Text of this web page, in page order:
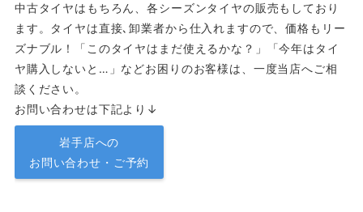
中古タイヤはもちろん、各シーズンタイヤの販売もしており
ます。タイヤは直接､卸業者から仕入れますので、価格もリー
ズナブル！「このタイヤはまだ使えるかな？」「今年はタイ
ヤ購入しないと…」などお困りのお客様は、一度当店へご相
談ください。
お問い合わせは下記より↓
岩手店への
お問い合わせ・ご予約